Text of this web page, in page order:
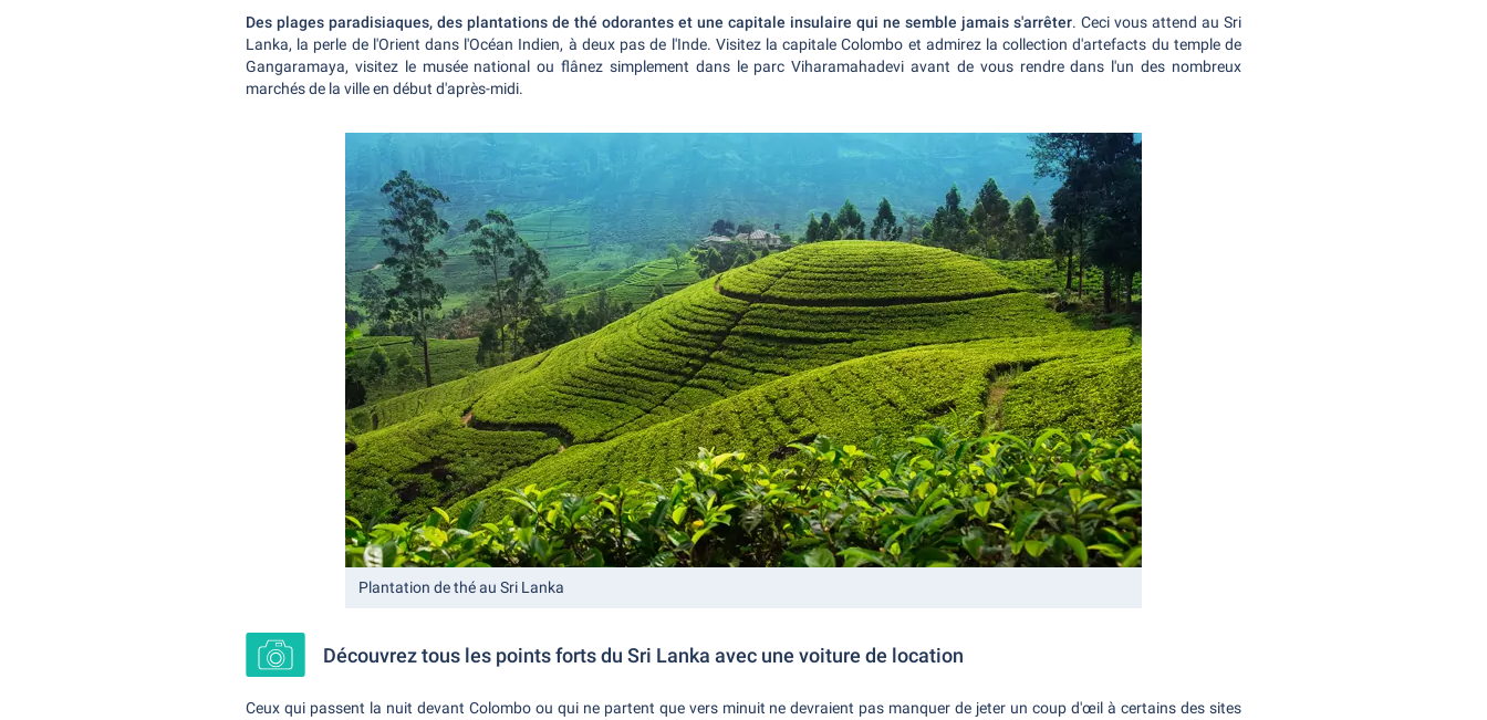
Des plages paradisiaques, des plantations de thé odorantes et une capitale insulaire qui ne semble jamais s'arrêter. Ceci vous attend au Sri
Lanka, la perle de l'Orient dans l'Océan Indien, à deux pas de l'Inde. Visitez la capitale Colombo et admirez la collection d'artefacts du temple de
Gangaramaya, visitez le musée national ou flânez simplement dans le parc Viharamahadevi avant de vous rendre dans l'un des nombreux
marchés de la ville en début d'après-midi.
Plantation de thé au Sri Lanka
Découvrez tous les points forts du Sri Lanka avec une voiture de location
Ceux qui passent la nuit devant Colombo ou qui ne partent que vers minuit ne devraient pas manquer de jeter un coup d'œil à certains des sites